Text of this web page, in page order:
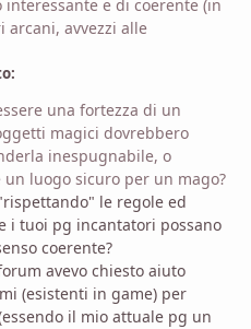
e di coerente (in
arcani, avvezzi alle
una fortezza di un
magici dovrebbero
inespugnabile, o
luogo sicuro per un mago?
le regole ed
i tuoi pg incantatori possano
coerente?
avevo chiesto aiuto
(esistenti in game) per
il mio attuale pg un